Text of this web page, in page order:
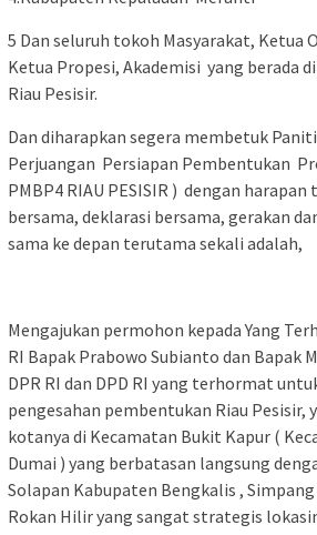
5 Dan seluruh tokoh Masyarakat, Ketua
Ketua Propesi, Akademisi yang berada
Riau Pesisir.
Dan diharapkan segera membetuk
Perjuangan Persiapan Pembentukan
PMBP4 RIAU PESISIR ) dengan
bersama, deklarasi bersama, gerakan
sama ke depan terutama sekali adalah,
Mengajukan permohon kepada Yang
RI Bapak Prabowo Subianto dan Bapak
DPR RI dan DPD RI yang terhormat
pengesahan pembentukan Riau Pesisir,
kotanya di Kecamatan Bukit Kapur (
Dumai ) yang berbatasan langsung
Solapan Kabupaten Bengkalis ,
Rokan Hilir yang sangat strategis